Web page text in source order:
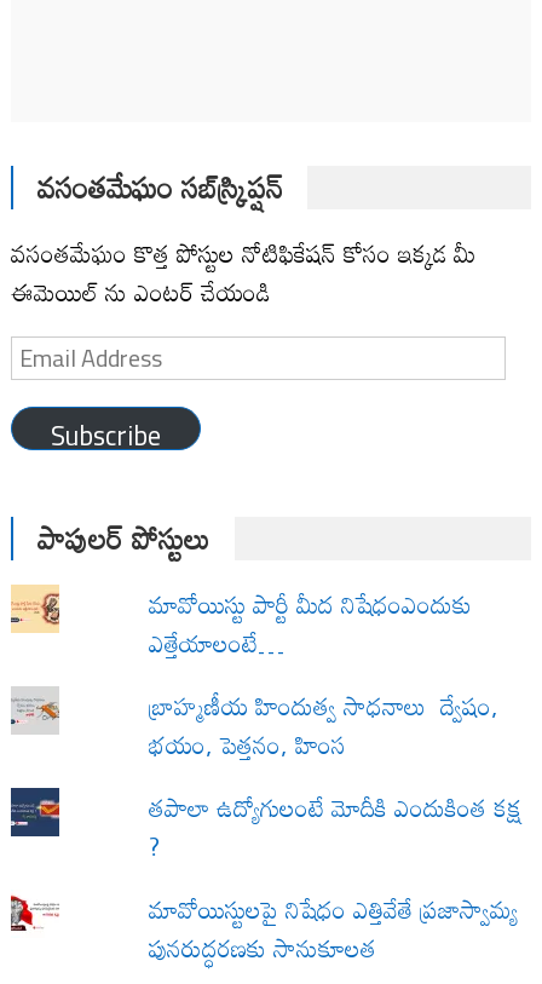
వసంతమేఘం సబ్‌స్క్రిప్షన్
వసంతమేఘం కొత్త పోస్టుల నోటిఫికేషన్ కోసం ఇక్కడ మీ
ఈమెయిల్ ను ఎంటర్ చేయండి
Email
Address
Subscribe
పాపులర్ పోస్టులు
మావోయిస్టు పార్టీ మీద నిషేధంఎందుకు
ఎత్తేయాలంటే…
బ్రాహ్మణీయ హిందుత్వ సాధనాలు ద్వేషం,
భయం, పెత్తనం, హింస
త‌పాలా ఉద్యోగులంటే మోదీకి ఎందుకింత కక్ష
?
మావోయిస్టులపై నిషేధం ఎత్తివేతే ప్రజాస్వామ్య
పునరుద్ధరణకు సానుకూలత